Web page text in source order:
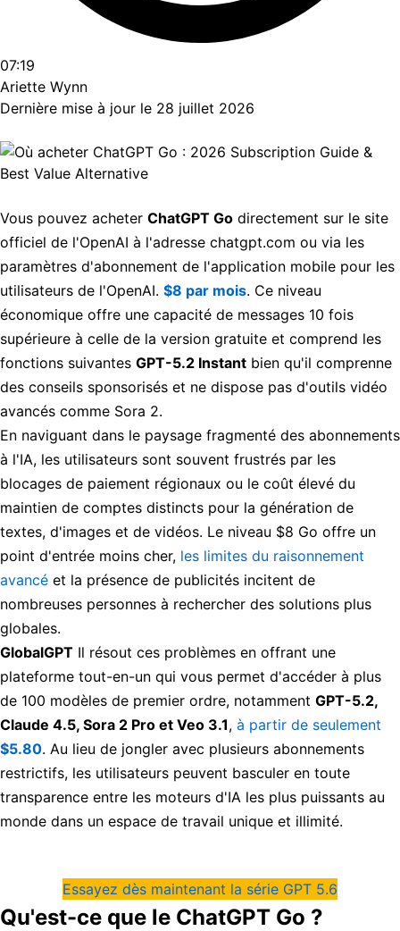
07:19
Ariette Wynn
Dernière mise à jour le 28 juillet 2026
Vous pouvez acheter ChatGPT Go directement sur le site
officiel de l'OpenAI à l'adresse chatgpt.com ou via les
paramètres d'abonnement de l'application mobile pour les
utilisateurs de l'OpenAI. $8 par mois. Ce niveau
économique offre une capacité de messages 10 fois
supérieure à celle de la version gratuite et comprend les
fonctions suivantes GPT-5.2 Instant bien qu'il comprenne
des conseils sponsorisés et ne dispose pas d'outils vidéo
avancés comme Sora 2.
En naviguant dans le paysage fragmenté des abonnements
à l'IA, les utilisateurs sont souvent frustrés par les
blocages de paiement régionaux ou le coût élevé du
maintien de comptes distincts pour la génération de
textes, d'images et de vidéos. Le niveau $8 Go offre un
point d'entrée moins cher, les limites du raisonnement
avancé et la présence de publicités incitent de
nombreuses personnes à rechercher des solutions plus
globales.
GlobalGPT Il résout ces problèmes en offrant une
plateforme tout-en-un qui vous permet d'accéder à plus
de 100 modèles de premier ordre, notamment GPT-5.2,
Claude 4.5, Sora 2 Pro et Veo 3.1, à partir de seulement
$5.80. Au lieu de jongler avec plusieurs abonnements
restrictifs, les utilisateurs peuvent basculer en toute
transparence entre les moteurs d'IA les plus puissants au
monde dans un espace de travail unique et illimité.
Essayez dès maintenant la série GPT 5.6
Qu'est-ce que le ChatGPT Go ?